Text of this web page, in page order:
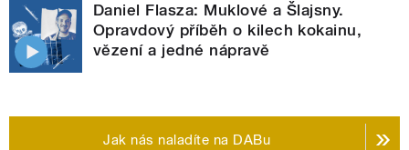
Daniel Flasza: Muklové a Šlajsny.
Opravdový příběh o kilech kokainu,
vězení a jedné nápravě
Jak nás naladíte na DABu